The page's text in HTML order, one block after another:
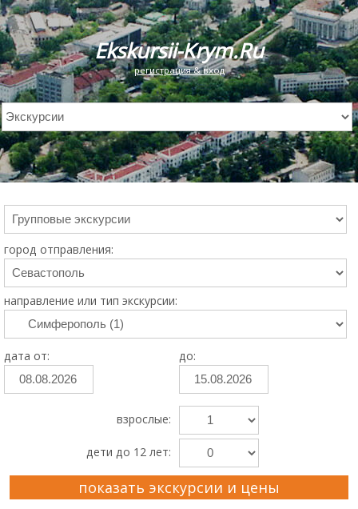
Ekskursii-Krym.Ru
регистрация & вход
город отправления:
направление или тип экскурсии:
дата от: до:
взрослые:
дети до 12 лет:
показать экскурсии и цены